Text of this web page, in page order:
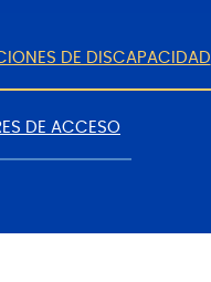
DE DISCAPACIDAD
DE ACCESO